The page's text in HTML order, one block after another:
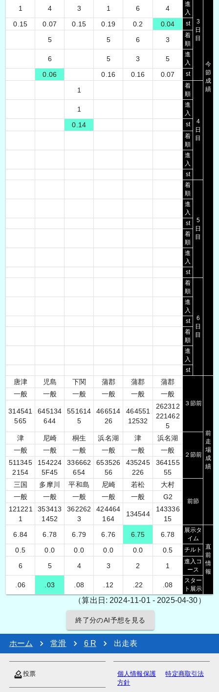
今
節
成
績
3
日
目
1 4 3 1 6 4
進
入
0.15 0.07 0.15 0.19 0.2 0.04 st
5 5 6 3
着
順
6 5 3 5
進
入
0.06 0.16 0.16 0.07 st
1
着
順
4
日
目
1
進
入
0.14
st
着
順
進
入
st
着
順
5
日
目
進
入
st
着
順
進
入
st
着
順
6
日
目
進
入
st
着
順
進
入
st
唐津 児島 下関 蒲郡 蒲郡 蒲郡
３節前
前
走
場
成
績
一般 一般 一般 一般 一般 一般
31 4541
565
645134
644
551614
5
466514
26
464551
1 2532
26231 2
221462
5
津
尼崎 桐生 浜名湖 津 浜名湖
２節前
一般 一般 一般 一般 一般
一般
511345
2154
154224
5F45
336662
654
653526
56
435245
226
364155
55
三国
多摩川 平和島 尼崎 若松 大村
前節
一般 一般 一般 一般 一般
G2
1 21 221
1
353413
1 452
362262
3
424464
1 64
134544
143336
15
6.84
6.78 6.79 6.76 6.75 6.78
展示タ
イム
直
前
情
報
0.5 0.0 0.0 0.0 0.0 0.5 チルト
6 5 4 3 2 1
進入コ
ース
.06 .03 .08 .12 .22 .08
スター
ト展示
（算出日: 2024-11-01 - 2025-04-30）
終了分のAI予想を見る
ホーム 常滑 6 R 出走表
投票
個人情報保護
方針
特定商取引法